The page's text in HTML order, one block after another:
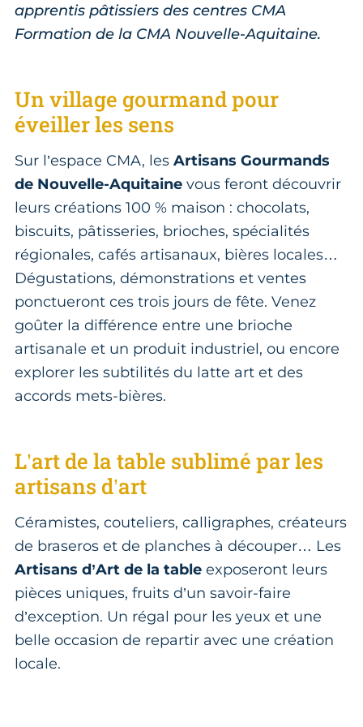
apprentis pâtissiers des centres CMA
Formation de la CMA Nouvelle-Aquitaine.
Un village gourmand pour
éveiller les sens
Sur l’espace CMA, les Artisans Gourmands
de Nouvelle-Aquitaine vous feront découvrir
leurs créations 100 % maison : chocolats,
biscuits, pâtisseries, brioches, spécialités
régionales, cafés artisanaux, bières locales…
Dégustations, démonstrations et ventes
ponctueront ces trois jours de fête. Venez
goûter la différence entre une brioche
artisanale et un produit industriel, ou encore
explorer les subtilités du latte art et des
accords mets-bières.
L’art de la table sublimé par les
artisans d’art
Céramistes, couteliers, calligraphes, créateurs
de braseros et de planches à découper… Les
Artisans d’Art de la table exposeront leurs
pièces uniques, fruits d’un savoir-faire
d’exception. Un régal pour les yeux et une
belle occasion de repartir avec une création
locale.